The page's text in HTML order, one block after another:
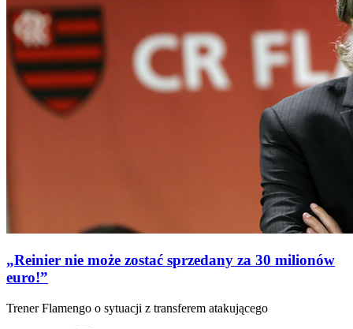
„Reinier nie może zostać sprzedany za 30 milionów
euro!”
Trener Flamengo o sytuacji z transferem atakującego